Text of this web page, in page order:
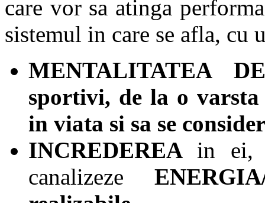
care vor sa atinga
sistemul in care se afla, cu
MENTALITATEA
sportivi, de la o varsta
in viata si sa se
INCREDEREA in ei,
canalizeze